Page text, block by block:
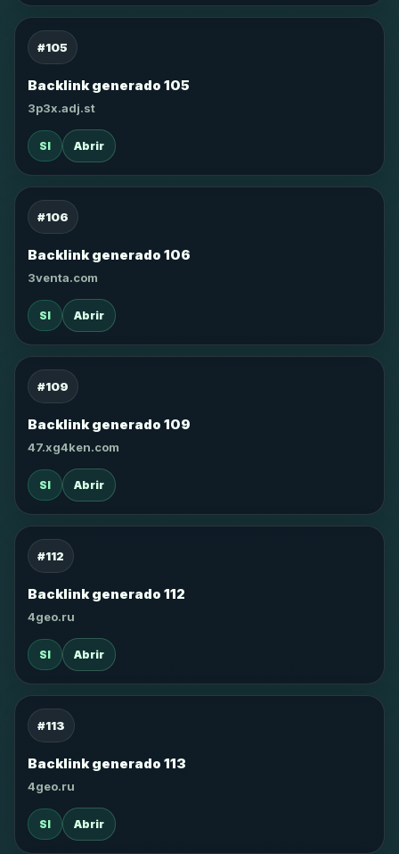
#105
Backlink generado 105
3p3x.adj.st
SI Abrir
#106
Backlink generado 106
3venta.com
SI Abrir
#109
Backlink generado 109
47.xg4ken.com
SI Abrir
#112
Backlink generado 112
4geo.ru
SI Abrir
#113
Backlink generado 113
4geo.ru
SI Abrir